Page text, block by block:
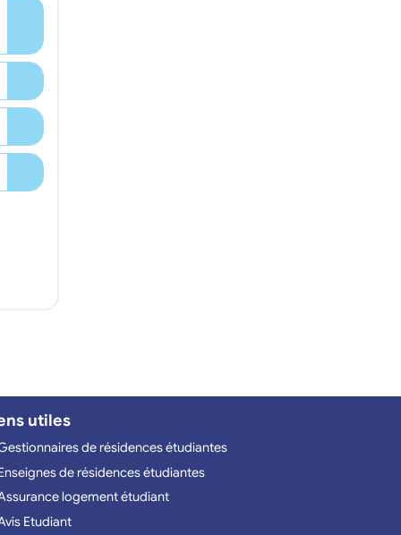
utiles
de résidences étudiantes
de résidences étudiantes
logement étudiant
Etudiant